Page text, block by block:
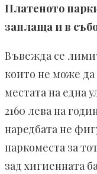
Платеното
заплаща и в
Въвежда се
които не може да
местата на една
2160 лева на
наредбата не
паркоместа за
зад хигиенната